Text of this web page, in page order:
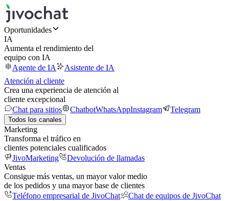
Oportunidades
IA
Aumenta el rendimiento del
equipo con IA
Agente de IA
Asistente de IA
Atención al cliente
Crea una experiencia de atención al
cliente excepcional
Chat para sitios
ChatbotWhatsAppInstagram Telegram
Todos los canales
Marketing
Transforma el tráfico en
clientes potenciales cualificados
JivoMarketing
Devolución de llamadas
Ventas
Consigue más ventas, un mayor valor medio
de los pedidos y una mayor base de clientes
Teléfono empresarial de JivoChat
Chat de equipos de JivoChat